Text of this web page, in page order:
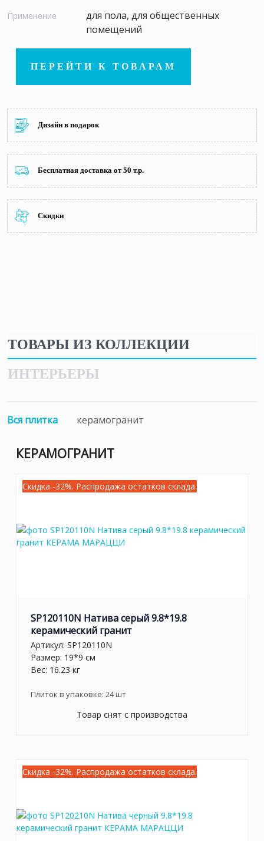
Применение
для пола, для общественных
помещений
ПЕРЕЙТИ К ТОВАРАМ
Дизайн в подарок
Бесплатная доставка от 50 т.р.
Скидки
ТОВАРЫ ИЗ КОЛЛЕКЦИИ
ИНТЕРЬЕРЫ
Вся плитка керамогранит
КЕРАМОГРАНИТ
Скидка -32%. Распродажа остатков склада.
SP120110N Натива серый 9.8*19.8
керамический гранит
Артикул: SP120110N
Размер: 19*9 см
Вес: 16.23 кг
Плиток в упаковке: 24шт
Товар снят с производства
Скидка -32%. Распродажа остатков склада.